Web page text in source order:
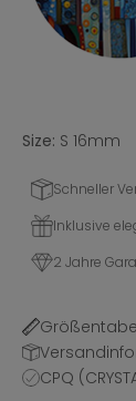
Size: S 16mm
Schneller
Inklusive
2 Jahre
CPQ